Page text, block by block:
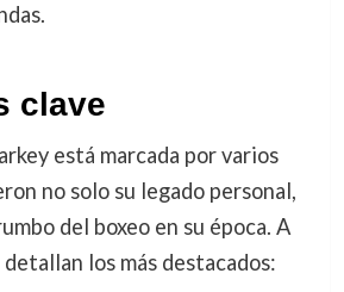
clave
está marcada por varios
no solo su legado personal,
del boxeo en su época. A
los más destacados: